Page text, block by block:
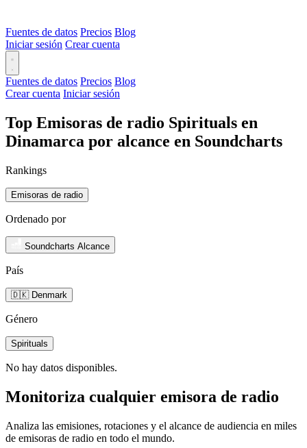
Fuentes de datos Precios Blog
Iniciar sesión Crear cuenta
Fuentes de datos Precios Blog
Crear cuenta Iniciar sesión
Top Emisoras de radio Spirituals en
Dinamarca por alcance en Soundcharts
Rankings
Emisoras de radio
Ordenado por
Soundcharts Alcance
País
🇩🇰 Denmark
Género
Spirituals
No hay datos disponibles.
Monitoriza cualquier emisora de radio
Analiza las emisiones, rotaciones y el alcance de audiencia en miles
de emisoras de radio en todo el mundo.